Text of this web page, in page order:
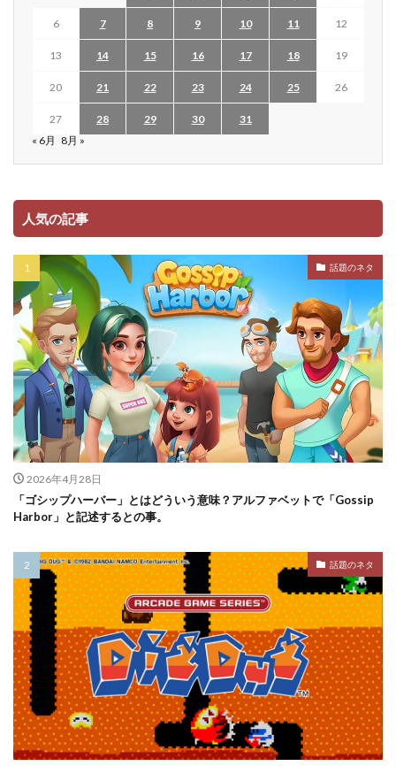
6 7 8 9 10 11 12
13 14 15 16 17 18 19
20 21 22 23 24 25 26
27 28 29 30
31
« 6月 8月 »
人気の記事
話題のネタ
2026年4月28日
「ゴシップハーバー」とはどういう意味？アルファベットで「Gossip
Harbor」と記述するとの事。
話題のネタ